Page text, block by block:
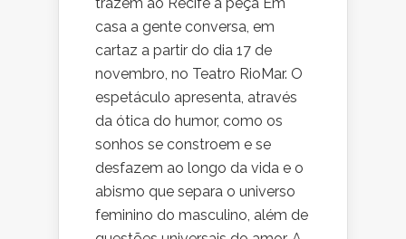
casa a gente conversa, em
cartaz a partir do dia 17 de
novembro, no Teatro RioMar. O
espetáculo apresenta, através
da ótica do humor, como os
sonhos se constroem e se
desfazem ao longo da vida e o
abismo que separa o universo
feminino do masculino, além de